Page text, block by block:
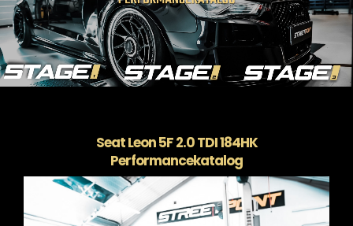
Ventilrens
Værksted
Seat Leon 5F 2.0 TDI 184HK
Performancekatalog